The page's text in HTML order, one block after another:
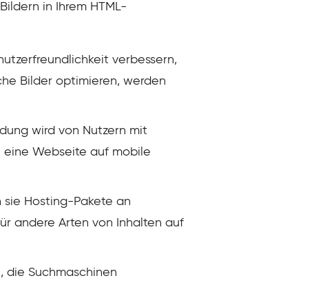
in Ihrem HTML-
verbessern,
Bilder optimieren, werden
wird von Nutzern mit
eine Webseite auf mobile
sie Hosting-Pakete an
andere Arten von Inhalten auf
die Suchmaschinen